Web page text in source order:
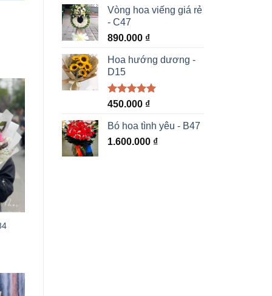
5 sao
Vòng hoa viếng giá rẻ
- C47
890.000 ₫
Hoa hướng dương -
D15
Được xếp
5 sao
450.000 ₫
Bó hoa tình yêu - B47
1.600.000 ₫